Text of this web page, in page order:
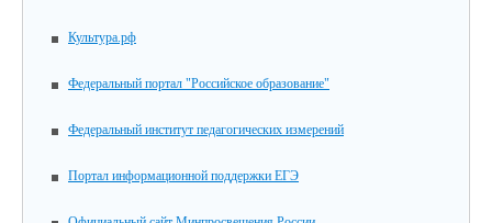
Культура.рф
Федеральный портал "Российское образование"
Федеральный институт педагогических измерений
Портал информационной поддержки ЕГЭ